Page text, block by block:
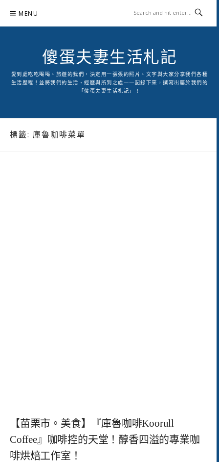
content
MENU
傻蛋夫妻生活札記
愛到處吃吃喝喝、旅遊的我們，決定用一張張的照片、文字與大家分享我們各種
生活歷程！並將我們的生活、經歷與所到之處一一記錄下來，撰寫出屬於我們的
「傻蛋夫妻生活札記」！
標籤: 庫魯咖啡菜單
【苗栗市。美食】『庫魯咖啡Koorull
Coffee』咖啡控的天堂！醇香四溢的專業咖
啡烘焙工作室！